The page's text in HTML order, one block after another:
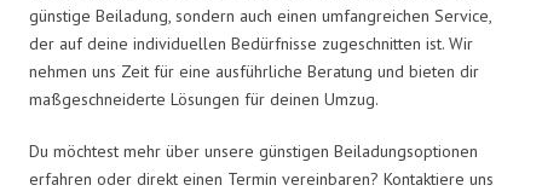
günstige Beiladung, sondern auch einen umfangreichen Service,
der auf deine individuellen Bedürfnisse zugeschnitten ist. Wir
nehmen uns Zeit für eine ausführliche Beratung und bieten dir
maßgeschneiderte Lösungen für deinen Umzug.
Du möchtest mehr über unsere günstigen Beiladungsoptionen
erfahren oder direkt einen Termin vereinbaren? Kontaktiere uns